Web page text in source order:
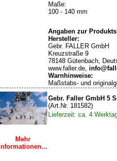
Maße:
100 - 140 mm
Angaben zur
Hersteller:
Gebr. FALLER GmbH
Kreuzstraße 9
78148 Gütenbach,
www.faller.de,
Warnhinweise:
Maßstabs- und
Mehr
Informationen...
Gebr. Faller GmbH 5
(Art.Nr. 181582)
Lieferzeit: ca. 4